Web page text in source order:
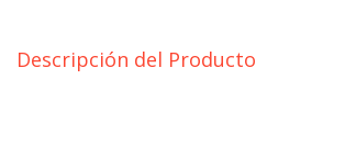
Descripción del Producto